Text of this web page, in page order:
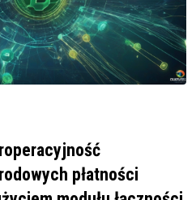
płatności